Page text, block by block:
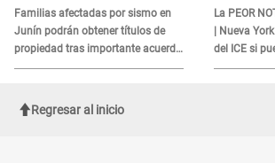
Familias afectadas por sismo en
Junín podrán obtener títulos de
propiedad tras importante acuerdo
de Cofopri
La PEOR
| Nueva
del ICE si
ROSTRO
Regresar al inicio